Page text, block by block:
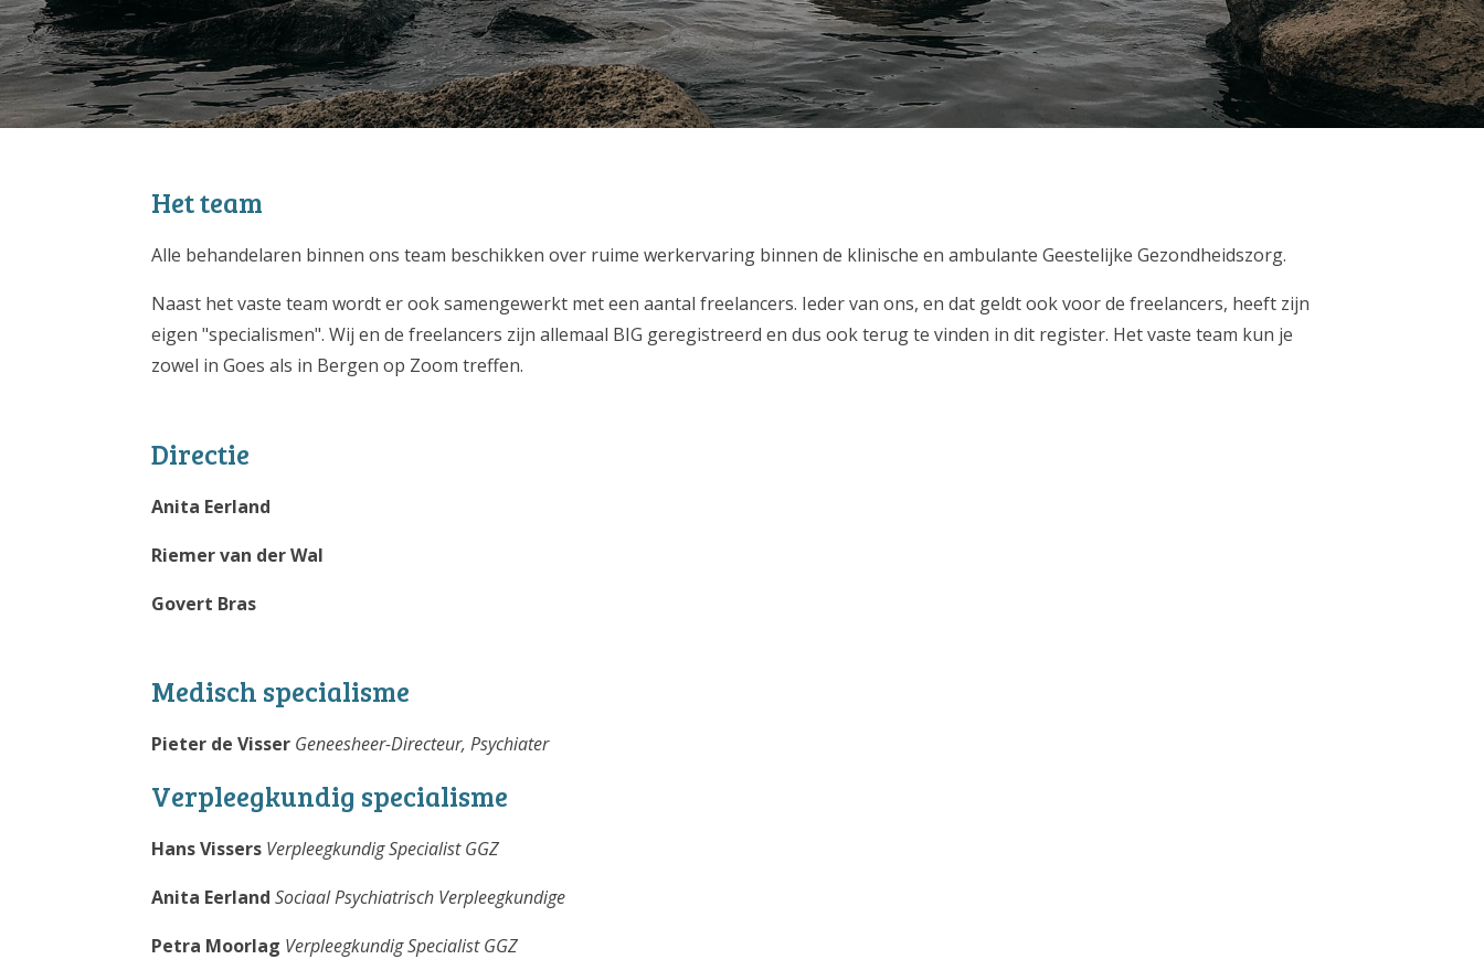
Het team
Alle behandelaren binnen ons team beschikken over ruime werkervaring binnen de klinische en ambulante Geestelijke Gezondheidszorg.
Naast het vaste team wordt er ook samengewerkt met een aantal freelancers. Ieder van ons, en dat geldt ook voor de freelancers, heeft zijn
eigen "specialismen". Wij en de freelancers zijn allemaal BIG geregistreerd en dus ook terug te vinden in dit register. Het vaste team kun je
zowel in Goes als in Bergen op Zoom treffen.
Directie
Anita Eerland
Riemer van der Wal
Govert Bras
Medisch specialisme
Pieter de Visser Geneesheer-Directeur, Psychiater
Verpleegkundig specialisme
Hans Vissers Verpleegkundig Specialist GGZ
Anita Eerland Sociaal Psychiatrisch Verpleegkundige
Petra Moorlag Verpleegkundig Specialist GGZ